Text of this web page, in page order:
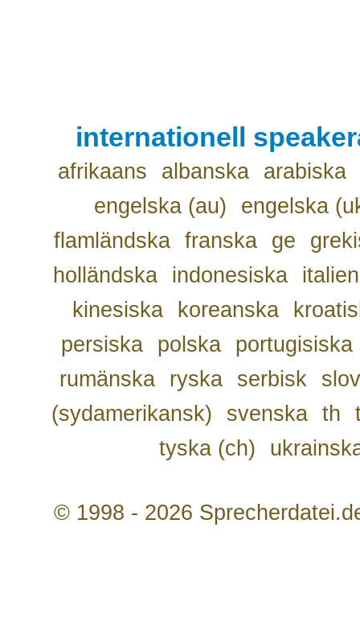
internationell
afrikaans albanska
arabiska
engelska (au)
engelska
flamländska franska ge
holländska
indonesiska
kinesiska
koreanska
persiska
polska
portugisiska
rumänska
ryska serbisk
(sydamerikansk)
svenska th
tyska (ch)
© 1998 - 2026